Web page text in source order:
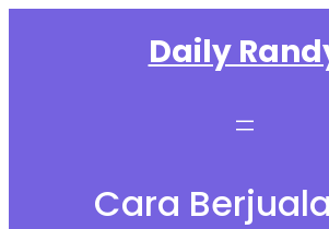
Daily
Cara